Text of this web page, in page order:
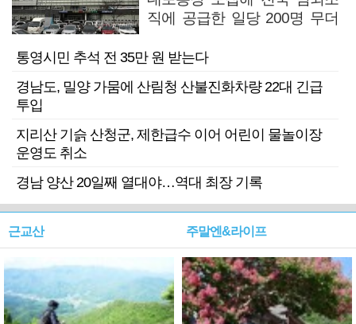
직에 공급한 일당 200명 무더
통영시민 추석 전 35만 원 받는다
경남도, 밀양 가뭄에 산림청 산불진화차량 22대 긴급
투입
지리산 기슭 산청군, 제한급수 이어 어린이 물놀이장
운영도 취소
경남 양산 20일째 열대야…역대 최장 기록
근교산 주말엔&라이프